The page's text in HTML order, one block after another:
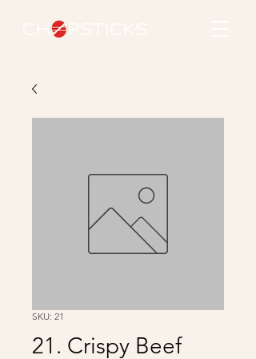
SKU: 21
21. Crispy Beef